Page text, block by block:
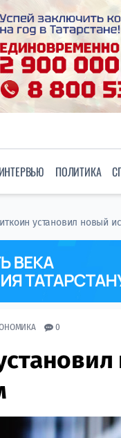
ИНТЕРВЬЮ ПОЛИТИКА
установил новый
0